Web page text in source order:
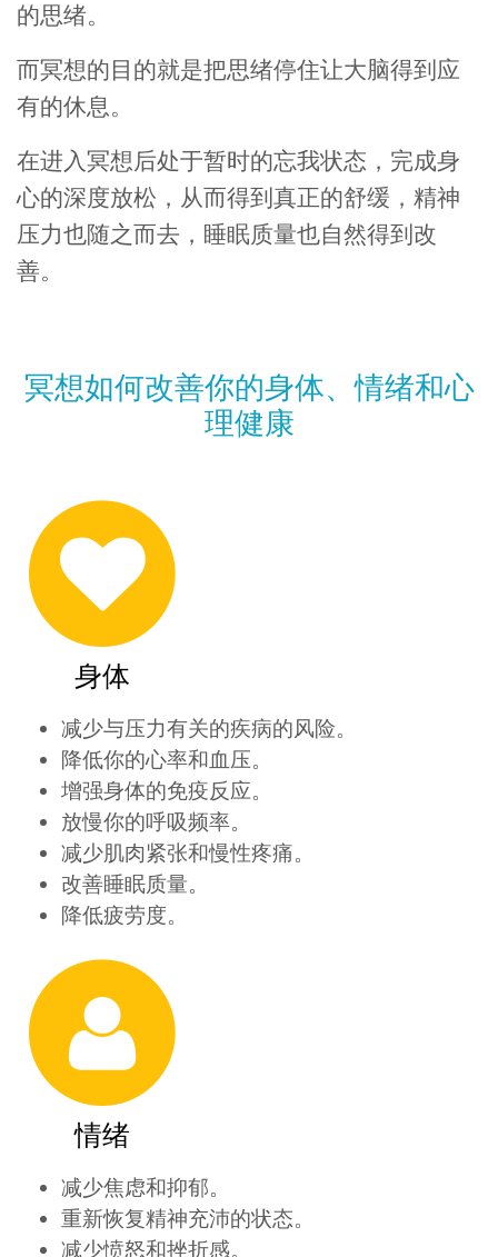
的思绪。
而冥想的目的就是把思绪停住让大脑得到应
有的休息。
在进入冥想后处于暂时的忘我状态，完成身
心的深度放松，从而得到真正的舒缓，精神
压力也随之而去，睡眠质量也自然得到改
善。
冥想如何改善你的身体、情绪和心
理健康
身体
减少与压力有关的疾病的风险。
降低你的心率和血压。
增强身体的免疫反应。
放慢你的呼吸频率。
减少肌肉紧张和慢性疼痛。
改善睡眠质量。
降低疲劳度。
情绪
减少焦虑和抑郁。
重新恢复精神充沛的状态。
减少愤怒和挫折感。